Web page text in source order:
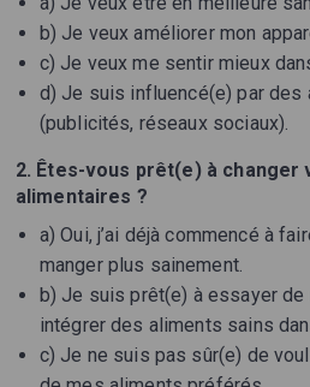
b) Je veux améliorer mon
c) Je veux me sentir mieux
d) Je suis influencé(e) par des
(publicités, réseaux sociaux).
2. Êtes-vous prêt(e) à changer
alimentaires ?
a) Oui, j’ai déjà commencé à
manger plus sainement.
b) Je suis prêt(e) à essayer
intégrer des aliments sains
c) Je ne suis pas sûr(e) de